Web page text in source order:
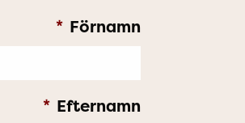
Förnamn
*
Efternamn
*